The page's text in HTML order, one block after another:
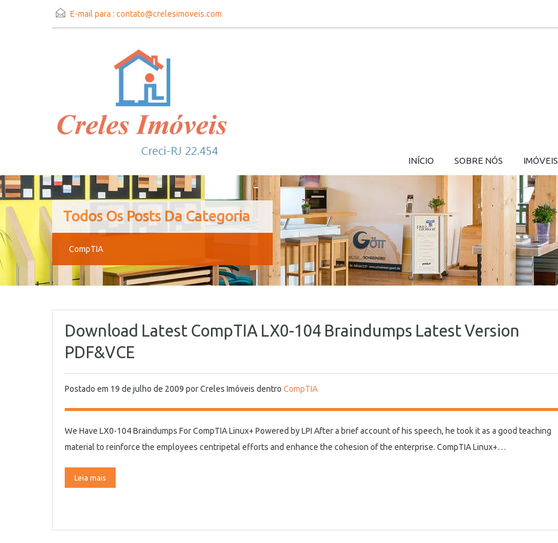
E-mail para : contato@crelesimoveis.com
INÍCIO SOBRE NÓS IMÓVEIS
Todos Os Posts Da Categoria
CompTIA
Download Latest CompTIA LX0-104 Braindumps Latest Version
PDF&VCE
Postado em 19 de julho de 2009 porCreles Imóveis dentro CompTIA
We Have LX0-104 Braindumps For CompTIA Linux+ Powered by LPI After a brief account of his speech, he took it as a good teaching
material to reinforce the employees centripetal efforts and enhance the cohesion of the enterprise. CompTIA Linux+…
Leia mais